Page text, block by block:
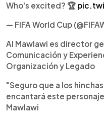
Who's excited? 🏆
— FIFA World Cup
Al Mawlawi es director
Comunicación y
Organización y Legado
"Seguro que a los
encantará este
Mawlawi